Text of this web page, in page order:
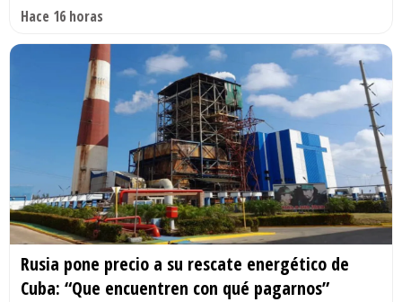
Hace 16 horas
Rusia pone precio a su rescate energético de
Cuba: “Que encuentren con qué pagarnos”